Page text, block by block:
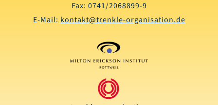
Fax: 0741/2068899-9
E-Mail: kontakt@trenkle-organisation.de